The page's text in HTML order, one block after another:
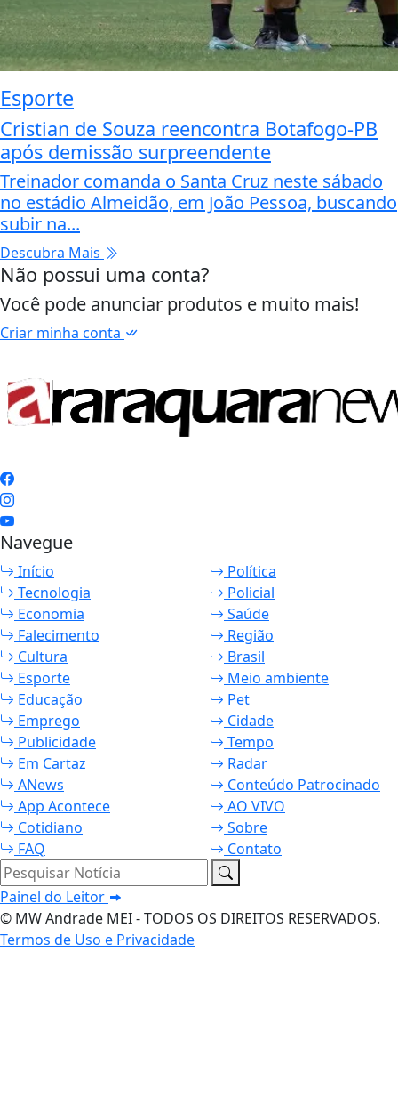
Esporte
Cristian de Souza reencontra Botafogo-PB
após demissão surpreendente
Treinador comanda o Santa Cruz neste sábado
no estádio Almeidão, em João Pessoa, buscando
subir na...
Descubra Mais
Não possui uma conta?
Você pode anunciar produtos e muito mais!
Criar minha conta
Navegue
Início
Política
Tecnologia
Policial
Economia
Saúde
Falecimento
Região
Cultura
Brasil
Esporte
Meio ambiente
Educação
Pet
Emprego
Cidade
Publicidade
Tempo
Em Cartaz
Radar
ANews
Conteúdo Patrocinado
App Acontece
AO VIVO
Cotidiano
Sobre
FAQ
Contato
Pesquisar Notícia
Painel do Leitor
© MW Andrade MEI - TODOS OS DIREITOS RESERVADOS.
Termos de Uso e Privacidade